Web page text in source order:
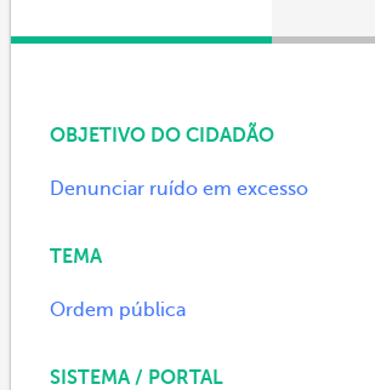
OBJETIVO DO CIDADÃO
Denunciar ruído em excesso
TEMA
Ordem pública
SISTEMA / PORTAL